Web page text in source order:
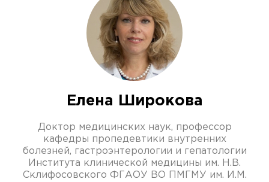
Елена Широкова
Доктор медицинских наук, профессор
кафедры пропедевтики внутренних
болезней, гастроэнтерологии и гепатологии
Института клинической медицины им. Н.В.
Склифосовского ФГАОУ ВО ПМГМУ им. И.М.